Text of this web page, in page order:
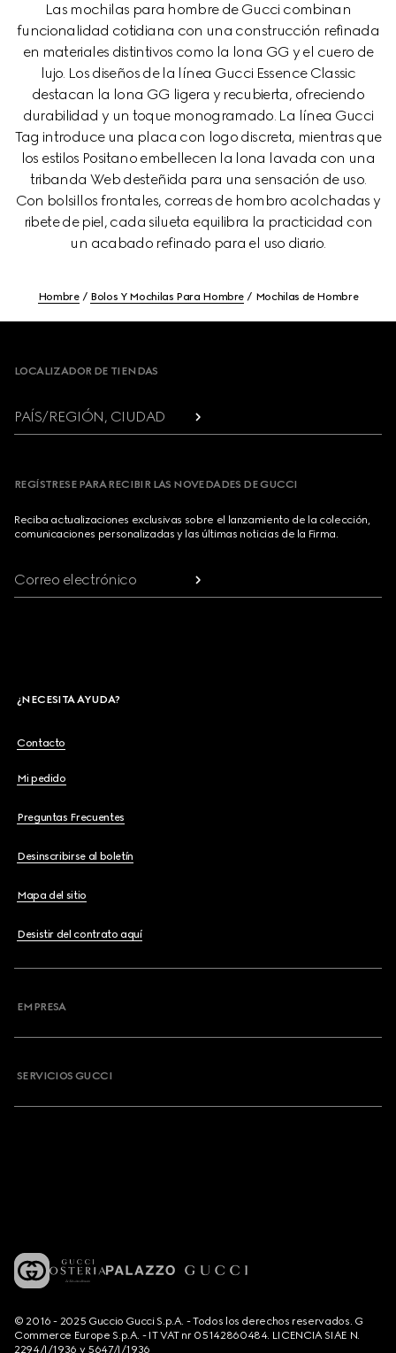
Las mochilas para hombre de Gucci combinan
funcionalidad cotidiana con una construcción refinada
en materiales distintivos como la lona GG y el cuero de
lujo. Los diseños de la línea Gucci Essence Classic
destacan la lona GG ligera y recubierta, ofreciendo
durabilidad y un toque monogramado. La línea Gucci
Tag introduce una placa con logo discreta, mientras que
los estilos Positano embellecen la lona lavada con una
tribanda Web desteñida para una sensación de uso.
Con bolsillos frontales, correas de hombro acolchadas y
ribete de piel, cada silueta equilibra la practicidad con
un acabado refinado para el uso diario.
Hombre Bolos Y Mochilas Para Hombre Mochilas de Hombre
LOCALIZADOR DE TIENDAS
PAÍS/REGIÓN, CIUDAD
REGÍSTRESE PARA RECIBIR LAS NOVEDADES DE GUCCI
Reciba actualizaciones exclusivas sobre el lanzamiento de la colección,
comunicaciones personalizadas y las últimas noticias de la Firma.
Correo electrónico
¿NECESITA AYUDA?
Contacto
Mi pedido
Preguntas Frecuentes
Desinscribirse al boletín
Mapa del sitio
Desistir del contrato aquí
EMPRESA
SERVICIOS GUCCI
© 2016 - 2025 Guccio Gucci S.p.A. - Todos los derechos reservados. G
Commerce Europe S.p.A. - IT VAT nr 05142860484. LICENCIA SIAE N.
2294/I/1936 y 5647/I/1936